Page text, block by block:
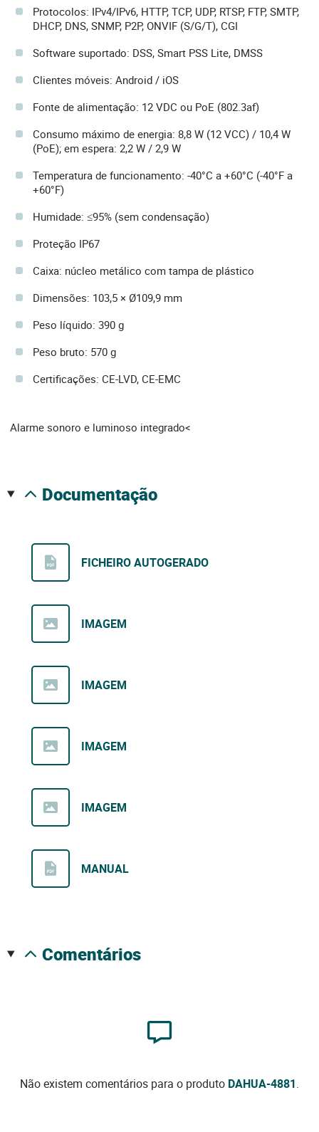
Protocolos: IPv4/IPv6, HTTP, TCP, UDP, RTSP, FTP, SMTP,
DHCP, DNS, SNMP, P2P, ONVIF (S/G/T), CGI
Software suportado: DSS, Smart PSS Lite, DMSS
Clientes móveis: Android / iOS
Fonte de alimentação: 12 VDC ou PoE (802.3af)
Consumo máximo de energia: 8,8 W (12 VCC) / 10,4 W
(PoE); em espera: 2,2 W / 2,9 W
Temperatura de funcionamento: -40°C a +60°C (-40°F a
+60°F)
Humidade: ≤95% (sem condensação)
Proteção IP67
Caixa: núcleo metálico com tampa de plástico
Dimensões: 103,5 × Ø109,9 mm
Peso líquido: 390 g
Peso bruto: 570 g
Certificações: CE-LVD, CE-EMC
Alarme sonoro e luminoso integrado<
documentação
FICHEIRO AUTOGERADO
IMAGEM
IMAGEM
IMAGEM
IMAGEM
MANUAL
comentários
Não existem comentários para o produto DAHUA-4881.